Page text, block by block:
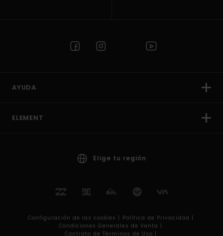
AYUDA
ELEMENT
Elige tu región
Configuración de las cookies | Política de Privacidad |
Condiciones Generales de Venta |
Contrato de Términos de Uso |